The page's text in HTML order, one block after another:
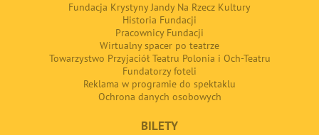
Fundacja Krystyny Jandy Na Rzecz Kultury
Historia Fundacji
Pracownicy Fundacji
Wirtualny spacer po teatrze
Towarzystwo Przyjaciół Teatru Polonia i Och-Teatru
Fundatorzy foteli
Reklama w programie do spektaklu
Ochrona danych osobowych
BILETY